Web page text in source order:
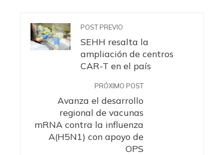
POST PREVIO
SEHH resalta la
ampliación de centros
CAR-T en el país
PRÓXIMO POST
Avanza el desarrollo
regional de vacunas
mRNA contra la influenza
A(H5N1) con apoyo de
OPS